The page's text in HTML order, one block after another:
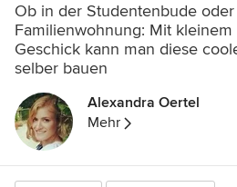
Ob in der Studentenbude
Familienwohnung: Mit
Geschick kann man diese
selber bauen
Alexandra Oertel
Mehr